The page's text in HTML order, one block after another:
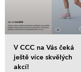
V CCC na Vás čeká
ještě více skvělých
akcí!